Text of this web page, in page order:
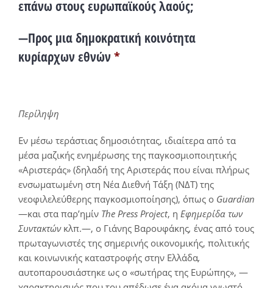
επάνω στους ευρωπαϊκούς λαούς;
—Προς μια δημοκρατική κοινότητα
κυρίαρχων εθνών*
Περίληψη
Εν μέσω τεράστιας δημοσιότητας, ιδιαίτερα από τα
μέσα μαζικής ενημέρωσης της παγκοσμιοποιητικής
«Αριστεράς» (δηλαδή της Αριστεράς που είναι πλήρως
ενσωματωμένη στη Νέα Διεθνή Τάξη (ΝΔΤ) της
νεοφιλελεύθερης παγκοσμιοποίησης), όπως ο Guardian
—και στα παρ’ημίν The Press Project, η Εφημερίδα των
Συντακτώνκλπ.—, ο Γιάνης Βαρουφάκης, ένας από τους
πρωταγωνιστές της σημερινής οικονομικής, πολιτικής
και κοινωνικής καταστροφής στην Ελλάδα,
αυτοπαρουσιάστηκε ως ο «σωτήρας της Ευρώπης», —